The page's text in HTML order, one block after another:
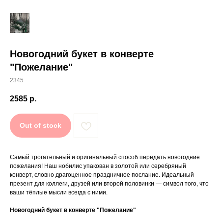
Новогодний букет в конверте
"Пожелание"
2345
2585 р.
Out of stock
Самый трогательный и оригинальный способ передать новогодние
пожелания! Наш нобилис упакован в золотой или серебряный
конверт, словно драгоценное праздничное послание. Идеальный
презент для коллеги, друзей или второй половинки — символ того, что
ваши тёплые мысли всегда с ними.
Новогодний букет в конверте "Пожелание"